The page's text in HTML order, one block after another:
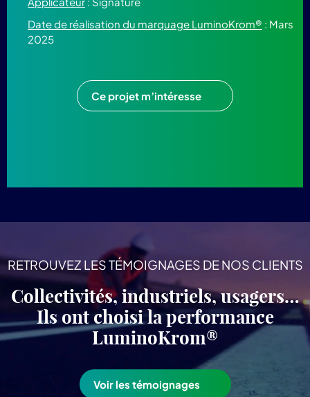
Date de réalisation du marquage LuminoKrom® : Mars
2025
Ce projet m’intéresse
RETROUVEZ LES TÉMOIGNAGES DE NOS CLIENTS
Collectivités, industriels, usagers…
Ils ont choisi la performance
LuminoKrom®
Voir les témoignages